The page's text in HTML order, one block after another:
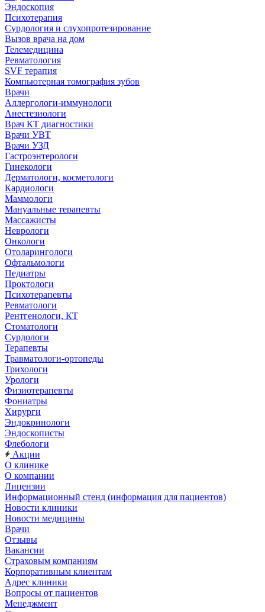
Эндоскопия
Психотерапия
Сурдология и слухопротезирование
Вызов врача на дом
Телемедицина
Ревматология
SVF терапия
Компьютерная томография зубов
Врачи
Аллергологи-иммунологи
Анестезиологи
Врач КТ диагностики
Врачи УВТ
Врачи УЗД
Гастроэнтерологи
Гинекологи
Дерматологи, косметологи
Кардиологи
Маммологи
Мануальные терапевты
Массажисты
Неврологи
Онкологи
Отоларингологи
Офтальмологи
Педиатры
Проктологи
Психотерапевты
Ревматологи
Рентгенологи, КТ
Стоматологи
Сурдологи
Терапевты
Травматологи-ортопеды
Трихологи
Урологи
Физиотерапевты
Фониатры
Хирурги
Эндокринологи
Эндоскописты
Флебологи
Акции
О клинике
О компании
Лицензии
Информационный стенд (информация для пациентов)
Новости клиники
Новости медицины
Врачи
Отзывы
Вакансии
Страховым компаниям
Корпоративным клиентам
Адрес клиники
Вопросы от пациентов
Менеджмент